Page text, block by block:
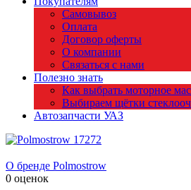
Самовывоз
Оплата
Договор оферты
О компании
Связаться с нами
Полезно знать
Как выбрать моторное
Выбираем щётки
Автозапчасти УАЗ
О бренде Polmostrow
0 оценок